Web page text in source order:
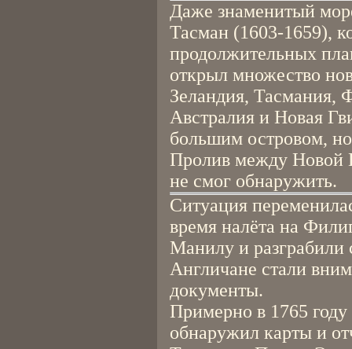
Даже знаменитый
Тасман (1603-1659),
продолжительных
открыл множество
Зеландия, Тасмания,
Австралия и Новая
большим островом,
Пролив между Новой
не смог обнаружить.
Ситуация
время налёта на
Манилу и разграбили
Англичане стали
документы.
Примерно в 1765
обнаружил карты и